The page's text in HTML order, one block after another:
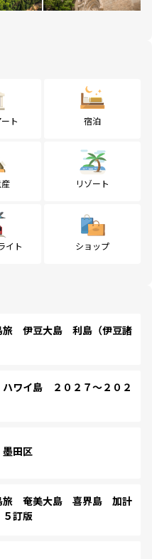
ト 宿泊
リゾート
イト ショップ
伊豆大島 利島（伊豆諸
ワイ島 ２０２７～２０２
田区
旅 奄美大島 喜界島 加計
訂版